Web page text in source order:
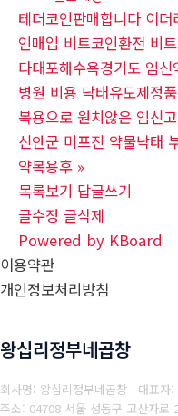
테더코인판매합니다 이
인매입 비트코인환전 비
다대포해수욕경기도 임
병원 비용 낙태유도제정
복용으로 원치않은 임신
신안군 미프진 약물낙태
약복용후 »
목록보기 답글쓰기
글수정 글삭제
Powered by KBoard
이용약관
개인정보처리방침
왕십리정부네곱창
회사명: 왕십리정부네곱창 대표자
주소: 04708 서울 성동구 고산자로